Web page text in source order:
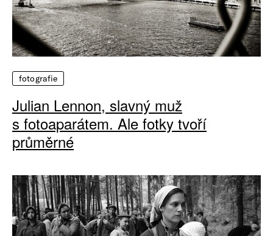
fotografie
Julian Lennon, slavný muž
s fotoaparátem. Ale fotky tvoří
průměrné